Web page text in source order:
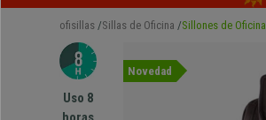
ofisillas Sillas de Oficina Sillones de Oficina
Uso 8
Novedad